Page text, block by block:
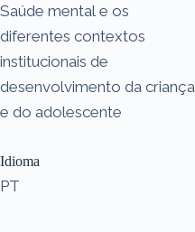
Saúde mental e os
diferentes contextos
institucionais de
desenvolvimento da criança
e do adolescente
Idioma
PT